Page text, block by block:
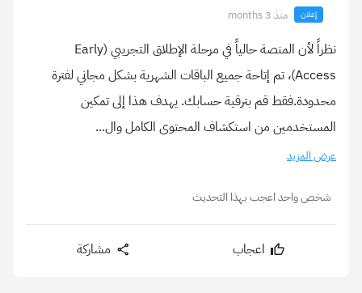
إعلان منذ 3 months
نظراً لأن المنصة حالياً في مرحلة الإطلاق التجريبي (Early
Access)، تم إتاحة جميع الباقات الشهرية بشكل مجاني لفترة
محدودة.فقط قم بترقية حسابك. يهدف هذا إلى تمكين
المستخدمين من استكشاف المحتوى الكامل وال...
عرض المزيد
شخص واحد اعجب بهذا التحديث
اعجاب مشاركة